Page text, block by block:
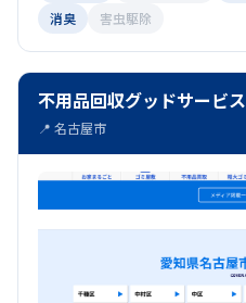
消臭
害虫駆除
不用品回収グッドサービス
📍 名古屋市